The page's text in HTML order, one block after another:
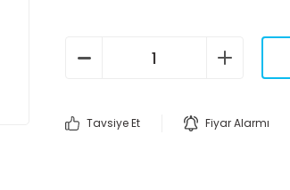
Tavsiye Et Fiyar Alarmı